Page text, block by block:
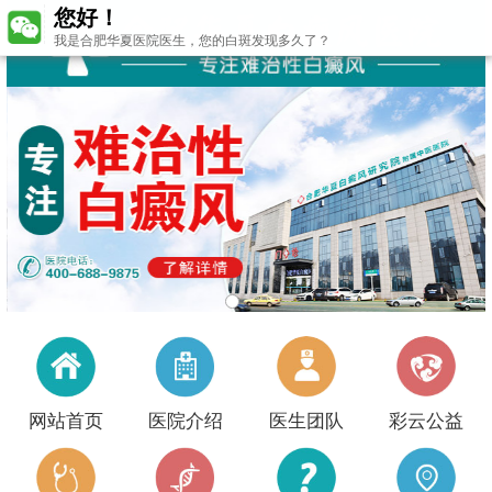
网站首页 医院介绍 医生团队 彩云公益
您好！
我是合肥华夏医院医生，您的白斑发现多久了？